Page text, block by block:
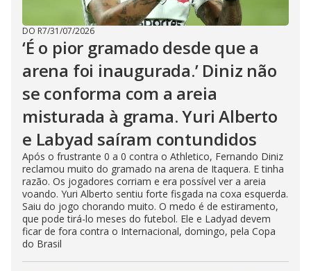
DO R7/31/07/2026
‘É o pior gramado desde que a
arena foi inaugurada.’ Diniz não
se conforma com a areia
misturada à grama. Yuri Alberto
e Labyad saíram contundidos
Após o frustrante 0 a 0 contra o Athletico, Fernando Diniz
reclamou muito do gramado na arena de Itaquera. E tinha
razão. Os jogadores corriam e era possível ver a areia
voando. Yuri Alberto sentiu forte fisgada na coxa esquerda.
Saiu do jogo chorando muito. O medo é de estiramento,
que pode tirá-lo meses do futebol. Ele e Ladyad devem
ficar de fora contra o Internacional, domingo, pela Copa
do Brasil